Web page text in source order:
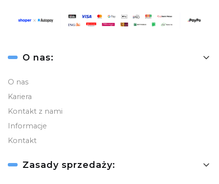
Linki w stopce
O nas:
O nas
Kariera
Kontakt z nami
Informacje
Kontakt
Zasady sprzedaży: